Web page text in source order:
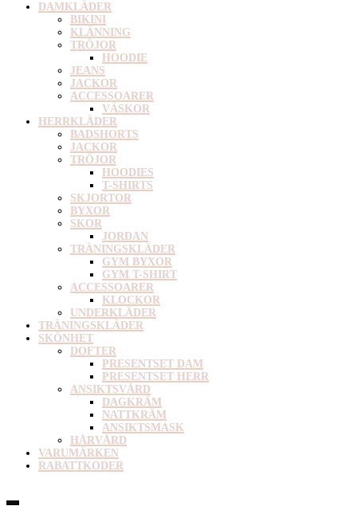
DAMKLÄDER
BIKINI
KLÄNNING
TRÖJOR
HOODIE
JEANS
JACKOR
ACCESSOARER
VÄSKOR
HERRKLÄDER
BADSHORTS
JACKOR
TRÖJOR
HOODIES
T-SHIRTS
SKJORTOR
BYXOR
SKOR
JORDAN
TRÄNINGSKLÄDER
GYM BYXOR
GYM T-SHIRT
ACCESSOARER
KLOCKOR
UNDERKLÄDER
TRÄNINGSKLÄDER
SKÖNHET
DOFTER
PRESENTSET DAM
PRESENTSET HERR
ANSIKTSVÅRD
DAGKRÄM
NATTKRÄM
ANSIKTSMASK
HÅRVÅRD
VARUMÄRKEN
RABATTKODER